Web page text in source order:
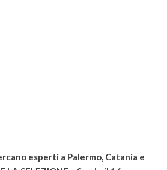
esperti a Palermo, Catania e